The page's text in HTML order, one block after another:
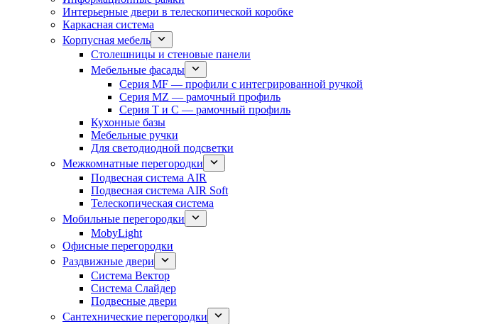
Интерьерные двери в телескопической коробке
Каркасная система
Корпусная мебель
Столешницы и стеновые панели
Мебельные фасады
Серия MF — профили с интегрированной ручкой
Серия MZ — рамочный профиль
Серия T и C — рамочный профиль
Кухонные базы
Мебельные ручки
Для светодиодной подсветки
Межкомнатные перегородки
Подвесная система AIR
Подвесная система AIR Soft
Телескопическая система
Мобильные перегородки
MobyLight
Офисные перегородки
Раздвижные двери
Система Вектор
Система Слайдер
Подвесные двери
Сантехнические перегородки